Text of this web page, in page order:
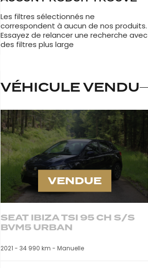
Les filtres sélectionnés ne
correspondent à aucun de nos produits.
Essayez de relancer une recherche avec
des filtres plus large
VÉHICULE VENDU
VENDUE
SEAT IBIZA TSI 95 CH S/S
BVM5 URBAN
2021 - 34 990 km - Manuelle